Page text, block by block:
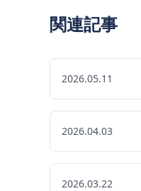
関連記事
2026.05.11
2026.04.03
2026.03.22